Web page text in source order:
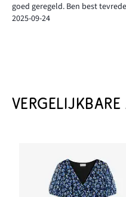
goed geregeld. Ben best
2025-09-24
VERGELIJKBARE